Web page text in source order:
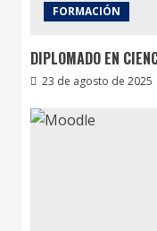
FORMACIÓN
DIPLOMADO EN
23 de agosto de 2025